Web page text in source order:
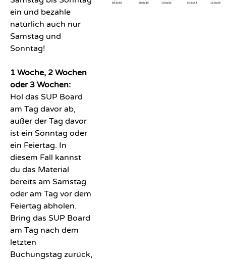
ein und bezahle
natürlich auch nur
Samstag und
Sonntag!
1 Woche, 2 Wochen
oder 3 Wochen:
Hol das SUP Board
am Tag davor ab,
außer der Tag davor
ist ein Sonntag oder
ein Feiertag. In
diesem Fall kannst
du das Material
bereits am Samstag
oder am Tag vor dem
Feiertag abholen.
Bring das SUP Board
am Tag nach dem
letzten
Buchungstag zurück,